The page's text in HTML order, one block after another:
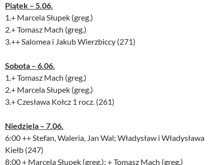
Piątek – 5.06.
1.+ Marcela Słupek (greg.)
2.+ Tomasz Mach (greg.)
3.++ Salomea i Jakub Wierzbiccy (271)
Sobota – 6.06.
1.+ Tomasz Mach (greg.)
2.+ Marcela Słupek (greg.)
3.+ Czesława Kołcz 1 rocz. (261)
Niedziela – 7.06.
6:00 ++ Stefan, Waleria, Jan Wal; Władysław i Władysława
Kiełb (247)
8:00 + Marcela Słupek (greg.); + Tomasz Mach (greg.)